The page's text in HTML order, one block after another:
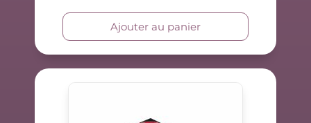
Ajouter au panier